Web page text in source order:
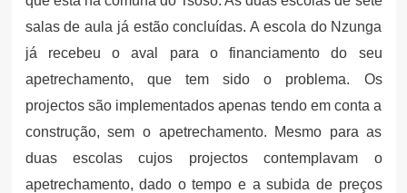
salas de aula já estão concluídas. A escola do Nzunga
já recebeu o aval para o financiamento do seu
apetrechamento, que tem sido o problema. Os
projectos são implementados apenas tendo em conta a
construção, sem o apetrechamento. Mesmo para as
duas escolas cujos projectos contemplavam o
apetrechamento, dado o tempo e a subida de preços